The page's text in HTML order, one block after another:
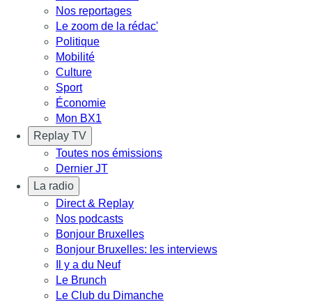
Nos reportages
Le zoom de la rédac'
Politique
Mobilité
Culture
Sport
Économie
Mon BX1
Replay TV
Toutes nos émissions
Dernier JT
La radio
Direct & Replay
Nos podcasts
Bonjour Bruxelles
Bonjour Bruxelles: les interviews
Il y a du Neuf
Le Brunch
Le Club du Dimanche